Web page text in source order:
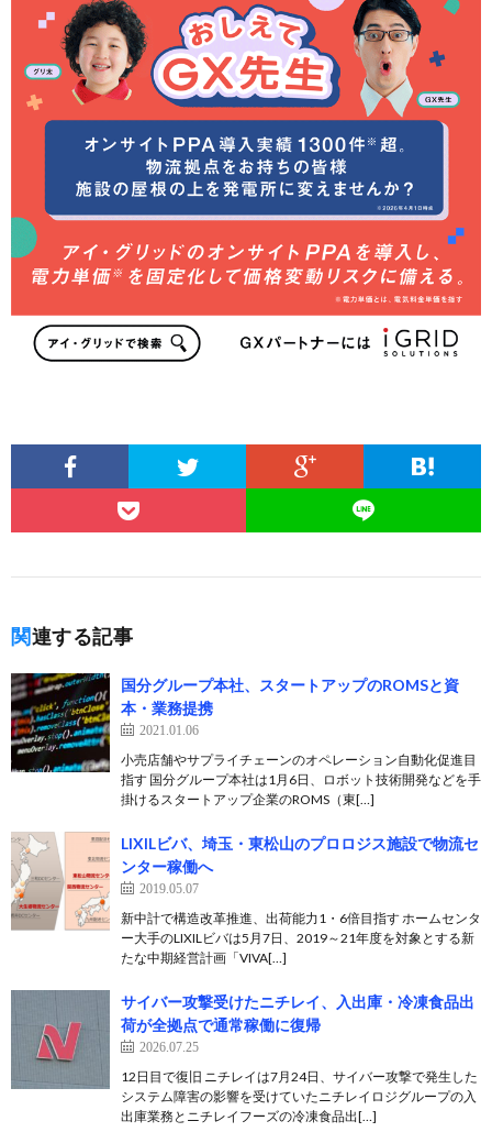
関連する記事
国分グループ本社、スタートアップのROMSと資
本・業務提携
2021.01.06
小売店舗やサプライチェーンのオペレーション自動化促進目
指す 国分グループ本社は1月6日、ロボット技術開発などを手
掛けるスタートアップ企業のROMS（東[…]
LIXILビバ、埼玉・東松山のプロロジス施設で物流セ
ンター稼働へ
2019.05.07
新中計で構造改革推進、出荷能力1・6倍目指す ホームセンタ
ー大手のLIXILビバは5月7日、2019～21年度を対象とする新
たな中期経営計画「VIVA[…]
サイバー攻撃受けたニチレイ、入出庫・冷凍食品出
荷が全拠点で通常稼働に復帰
2026.07.25
12日目で復旧 ニチレイは7月24日、サイバー攻撃で発生した
システム障害の影響を受けていたニチレイロジグループの入
出庫業務とニチレイフーズの冷凍食品出[…]